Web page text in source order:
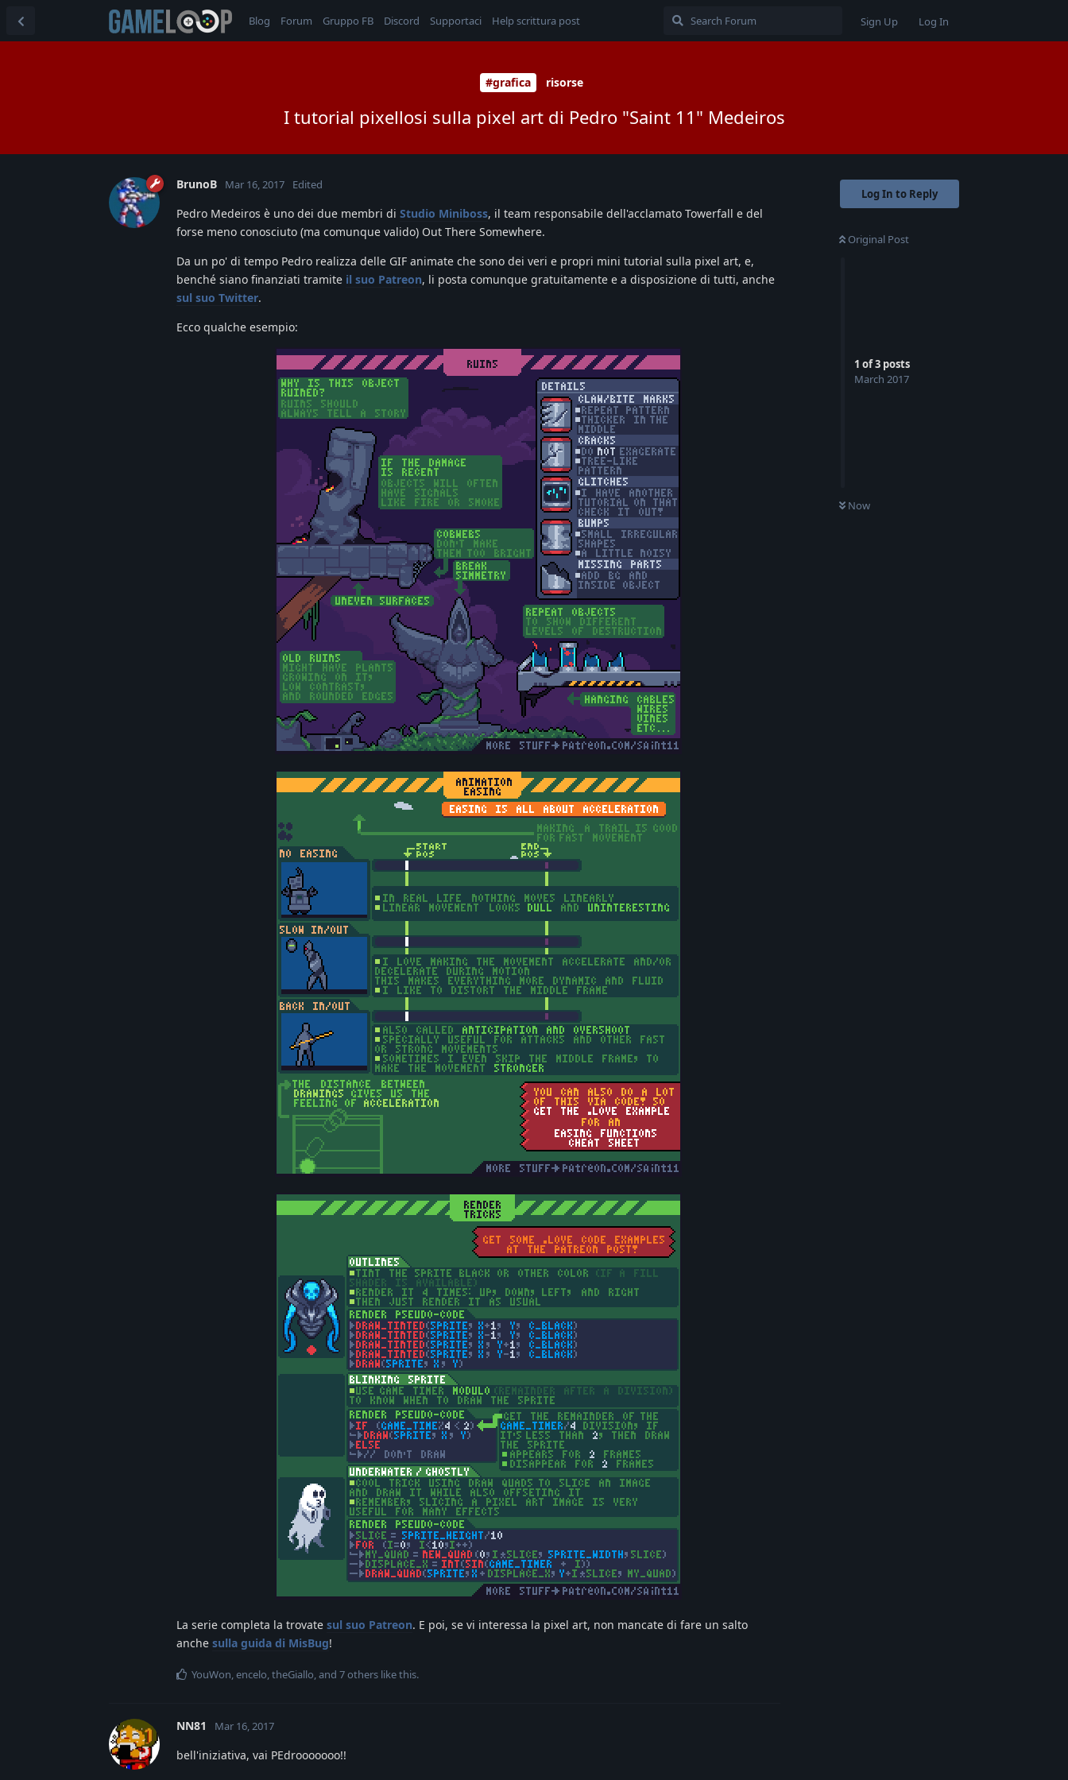
Blog Forum Gruppo FB Discord Supportaci Help scrittura post Sign Up Log In
#grafica risorse
I tutorial pixellosi sulla pixel art di Pedro "Saint 11" Medeiros
Log In to Reply
Original Post
1 of3 posts
March 2017
Now
BrunoB Mar 16, 2017 Edited
Pedro Medeiros è uno dei due membri di Studio Miniboss, il team responsabile dell'acclamato Towerfall e del
forse meno conosciuto (ma comunque valido) Out There Somewhere.
Da un po' di tempo Pedro realizza delle GIF animate che sono dei veri e propri mini tutorial sulla pixel art, e,
benché siano finanziati tramite il suo Patreon, li posta comunque gratuitamente e a disposizione di tutti, anche
sul suo Twitter.
Ecco qualche esempio:
La serie completa la trovate sul suo Patreon. E poi, se vi interessa la pixel art, non mancate di fare un salto
anche sulla guida di MisBug!
YouWon,encelo,theGiallo, and 7others like this.
NN81 Mar 16, 2017
bell'iniziativa, vai PEdrooooooo!!